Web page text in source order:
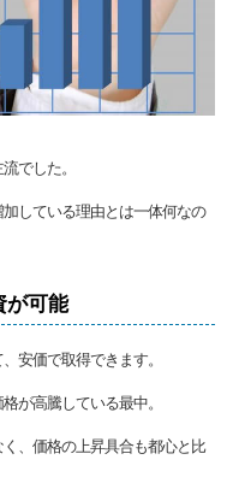
でした。
している理由とは一体何なの
が可能
安価で取得できます。
が高騰している最中。
、価格の上昇具合も都心と比